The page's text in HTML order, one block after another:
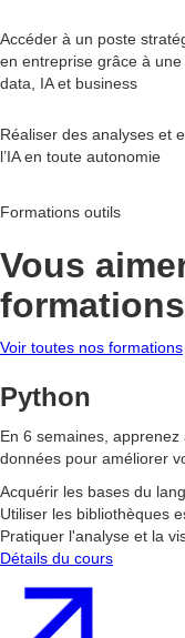
Accéder à un poste
en entreprise grâce à une
data, IA et business
Réaliser des analyses et
l’IA en toute autonomie
Formations outils
Vous
Voir toutes nos formations
Python
En 6 semaines,
données pour améliorer
Acquérir les bases du
Utiliser les bibliothèques
Pratiquer l'analyse et la
Détails du cours